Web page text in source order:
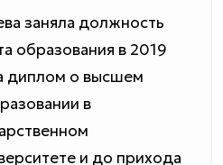
заняла должность
образования в 2019
диплом о высшем
в
и до прихода